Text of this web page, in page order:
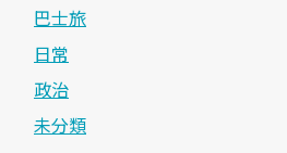
巴士旅
日常
政治
未分類